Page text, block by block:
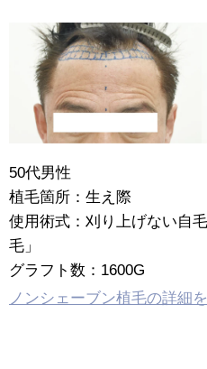
50代男性
植毛箇所：生え際
使用術式：刈り上げない自
毛」
グラフト数：1600G
ノンシェーブン植毛の詳細